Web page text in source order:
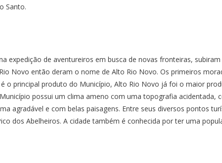
Santo.
expedição de aventureiros em busca de novas fronteiras, subiram
Novo então deram o nome de Alto Rio Novo. Os primeiros
o principal produto do Município, Alto Rio Novo já foi o maior
possui um clima ameno com uma topografia acidentada,
agradável e com belas paisagens. Entre seus diversos pontos
dos Abelheiros. A cidade também é conhecida por ter uma